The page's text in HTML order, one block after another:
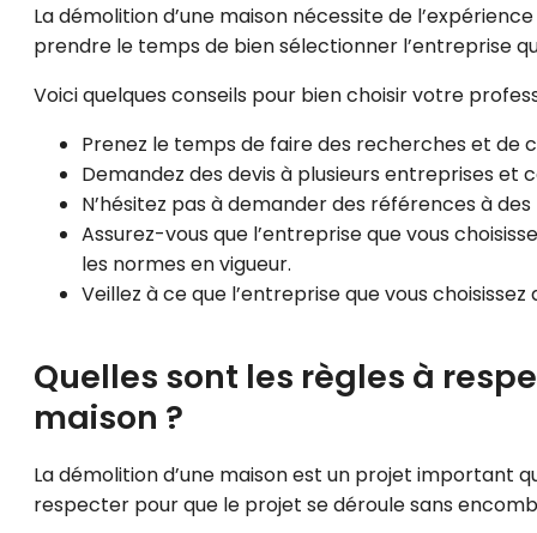
La démolition d’une maison nécessite de
prendre le temps de bien sélectionner l’entreprise
Voici quelques conseils pour bien choisir votre
Prenez le temps de faire des recherches et
Demandez des devis à plusieurs entreprises et
N’hésitez pas à demander des références à
Assurez-vous que l’entreprise que vous
les normes en vigueur.
Veillez à ce que l’entreprise que vous
Quelles sont les règles à
maison ?
La démolition d’une maison est un projet important
respecter pour que le projet se déroule sans